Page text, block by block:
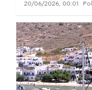
20/06/2026, 00:01